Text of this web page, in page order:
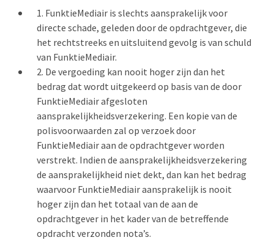
FunktieMediair is slechts aansprakelijk voor
directe schade, geleden door de opdrachtgever, die
het rechtstreeks en uitsluitend gevolg is van schuld
van FunktieMediair.
De vergoeding kan nooit hoger zijn dan het
bedrag dat wordt uitgekeerd op basis van de door
FunktieMediair afgesloten
aansprakelijkheidsverzekering. Een kopie van de
polisvoorwaarden zal op verzoek door
FunktieMediair aan de opdrachtgever worden
verstrekt. Indien de aansprakelijkheidsverzekering
de aansprakelijkheid niet dekt, dan kan het bedrag
waarvoor FunktieMediair aansprakelijk is nooit
hoger zijn dan het totaal van de aan de
opdrachtgever in het kader van de betreffende
opdracht verzonden nota’s.